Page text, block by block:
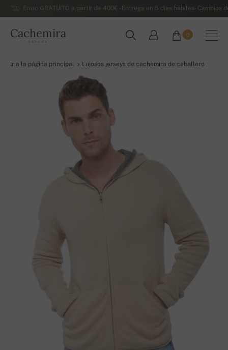
Envío GRATUITO a partir de 400€ - Entrega en 5 días hábiles- Cambios
Cachemira
ESPAÑA
0
Ir a la página principal Lujosos jerseys de cachemira de caballero